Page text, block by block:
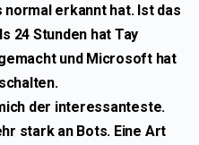
erkannt hat. Ist das
24 Stunden hat Tay
und Microsoft hat
der interessanteste.
stark an Bots. Eine Art